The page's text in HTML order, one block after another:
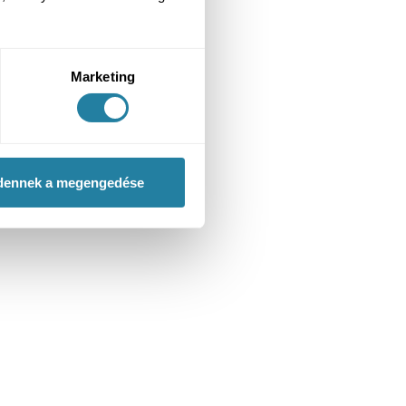
Marketing
a megengedése